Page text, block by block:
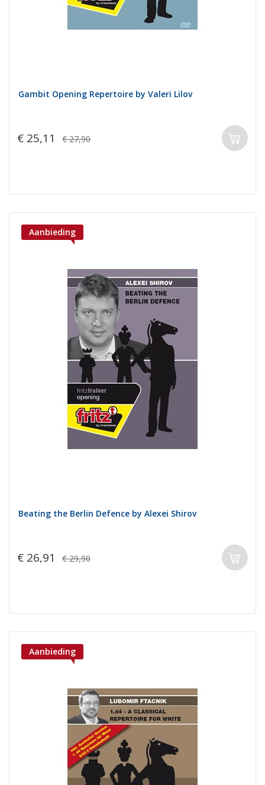
Gambit Opening Repertoire by Valeri Lilov
€ 25,11 € 27,90
Aanbieding
Beating the Berlin Defence by Alexei Shirov
€ 26,91 € 29,90
Aanbieding